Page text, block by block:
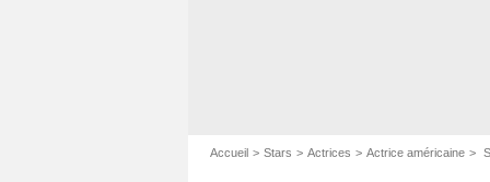
Accueil Stars Actrices Actrice américaine